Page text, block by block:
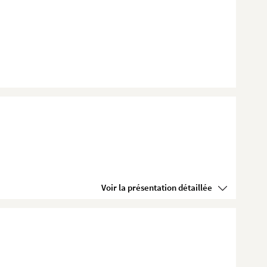
Voir la présentation détaillée